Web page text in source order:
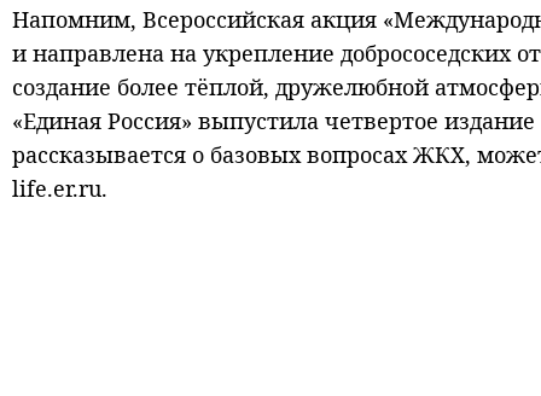
Напомним, Всероссийская акция
и направлена на укрепление
создание более тёплой, дружелюбной
«Единая Россия» выпустила четвертое
рассказывается о базовых вопросах ЖКХ,
life.er.ru.